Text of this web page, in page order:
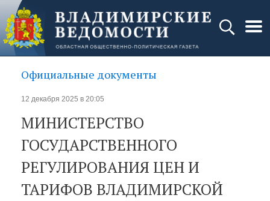
Официальные документы
12 декабря 2025 в 20:05
МИНИСТЕРСТВО
ГОСУДАРСТВЕННОГО
РЕГУЛИРОВАНИЯ ЦЕН И
ТАРИФОВ ВЛАДИМИРСКОЙ